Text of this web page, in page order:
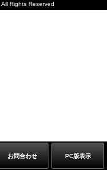
お問合わせ PC版表示
Rights Reserved